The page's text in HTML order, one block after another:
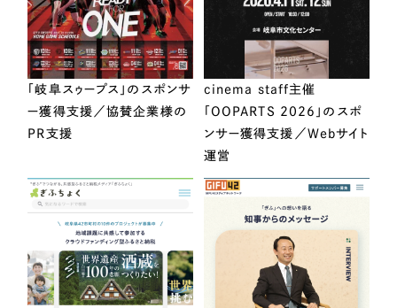
「岐阜スゥープス」のスポンサ
ー獲得支援／協賛企業様の
PR支援
cinema staff主催
「OOPARTS 2026」のスポ
ンサー獲得支援／Webサイト
運営